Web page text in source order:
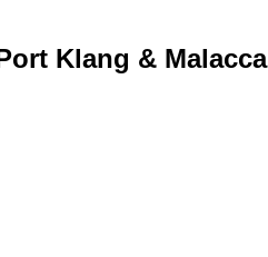
Klang & Malacca